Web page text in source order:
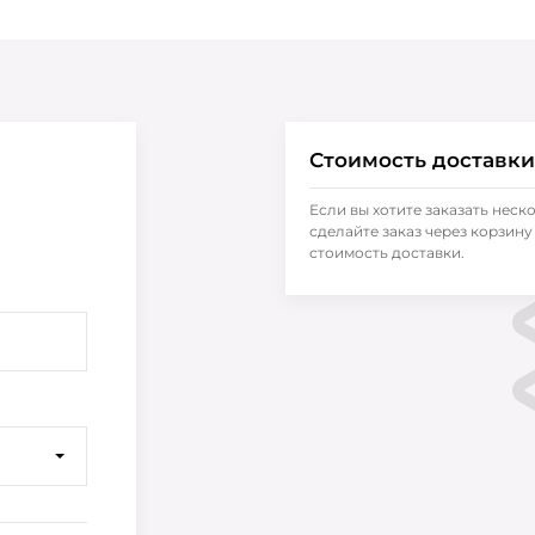
Стоимость доставки
Если вы хотите заказать
сделайте заказ через
стоимость доставки.